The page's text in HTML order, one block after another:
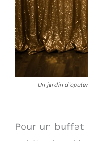
Un jardin
Pour un buffet